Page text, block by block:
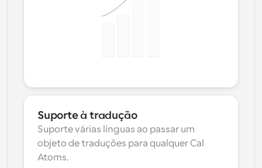
Suporte à tradução
Suporte várias línguas ao passar um
objeto de traduções para qualquer Cal
Atoms.